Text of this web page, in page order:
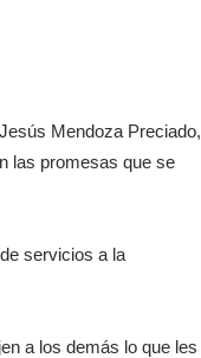
Mendoza Preciado,
las promesas que se
servicios a la
a los demás lo que les